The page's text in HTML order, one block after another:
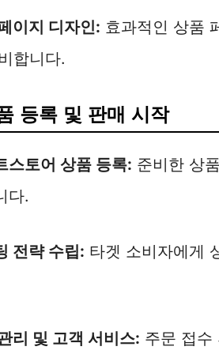
이지 디자인: 효과적인 상품
합니다.
등록 및 판매 시작
스토어 상품 등록: 준비한 상
다.
전략 수립: 타겟 소비자에게
리 및 고객 서비스: 주문 접수